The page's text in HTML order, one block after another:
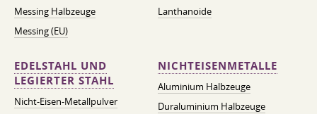
Messing Halbzeuge
Messing (EU)
Lanthanoide
EDELSTAHL UND
LEGIERTER STAHL
Nicht-Eisen-Metallpulver
NICHTEISENMETALLE
Aluminium Halbzeuge
Duraluminium Halbzeuge